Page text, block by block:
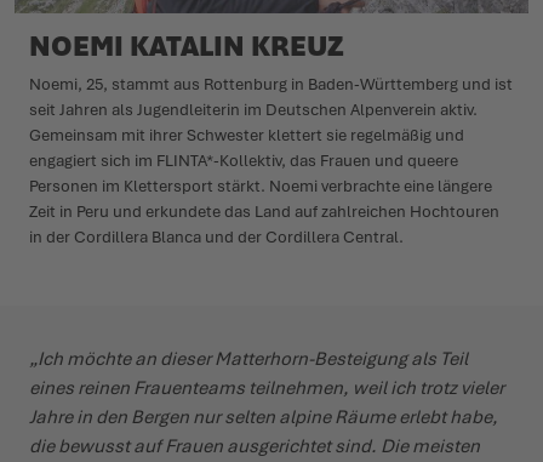
NOEMI KATALIN KREUZ
Noemi, 25, stammt aus Rottenburg in Baden-Württemberg und ist
seit Jahren als Jugendleiterin im Deutschen Alpenverein aktiv.
Gemeinsam mit ihrer Schwester klettert sie regelmäßig und
engagiert sich im FLINTA*-Kollektiv, das Frauen und queere
Personen im Klettersport stärkt. Noemi verbrachte eine längere
Zeit in Peru und erkundete das Land auf zahlreichen Hochtouren
in der Cordillera Blanca und der Cordillera Central.
„Ich möchte an dieser Matterhorn-Besteigung als Teil
eines reinen Frauenteams teilnehmen, weil ich trotz vieler
Jahre in den Bergen nur selten alpine Räume erlebt habe,
die bewusst auf Frauen ausgerichtet sind. Die meisten